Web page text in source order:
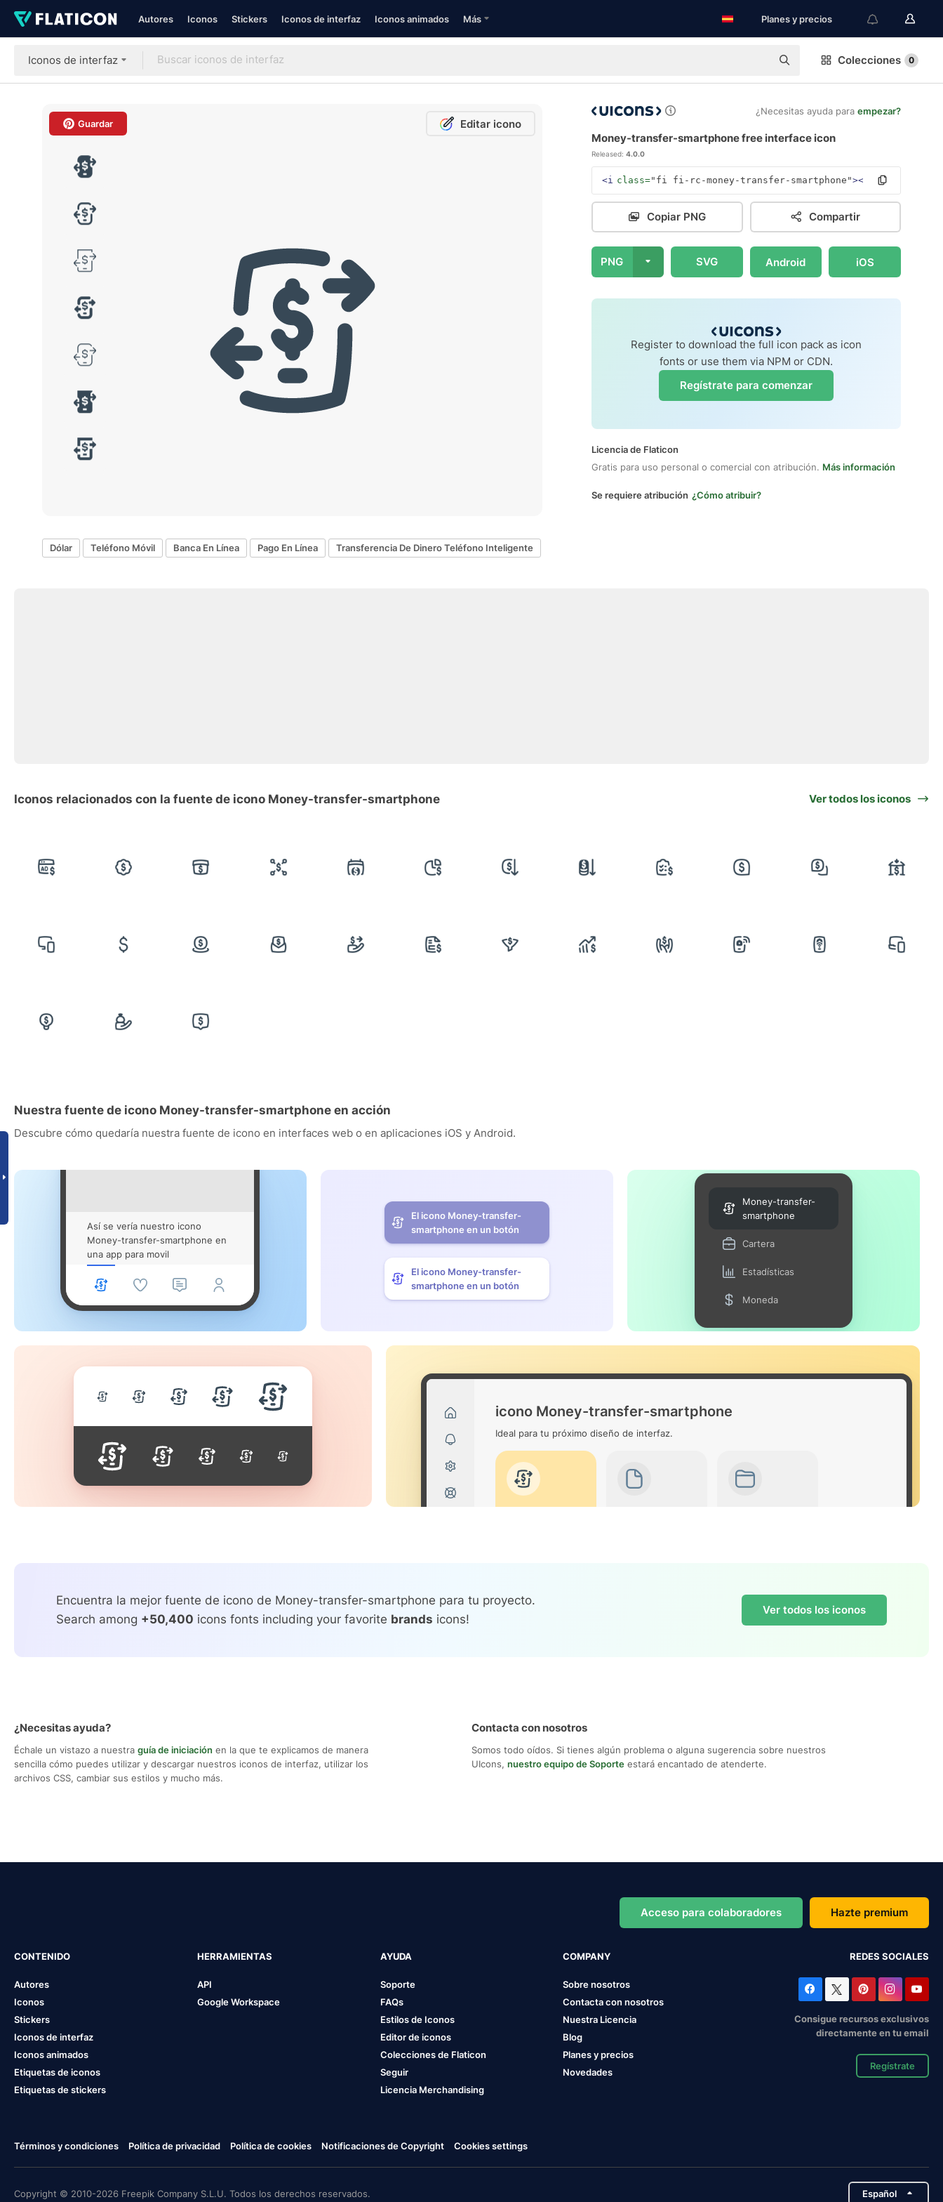
Autores Iconos Stickers Iconos de interfaz Iconos animados Más Planes y precios
Iconos de interfaz Colecciones 0
Guardar Editar icono
¿Necesitas ayuda para empezar?
Money-transfer-smartphone free interface icon
Released: 4.0.0
<i class="fi fi-rc-money-transfer-smartphone"></i>
Copiar PNG Compartir
PNG SVG Android iOS
Register to download the full icon pack as icon
fonts or use them via NPM or CDN.
Regístrate para comenzar
Licencia de Flaticon
Gratis para uso personal o comercial con atribución. Más información
Se requiere atribución ¿Cómo atribuir?
Dólar Teléfono Móvil Banca En Línea Pago En Línea Transferencia De Dinero Teléfono Inteligente
Iconos relacionados con la fuente de icono Money-transfer-smartphone Ver todos los iconos
Nuestra fuente de icono Money-transfer-smartphone en acción
Descubre cómo quedaría nuestra fuente de icono en interfaces web o en aplicaciones iOS y Android.
Así se vería nuestro icono
Money-transfer-smartphone en
una app para movil
El icono Money-transfer-
smartphone en un botón
El icono Money-transfer-
smartphone en un botón
Money-transfer-
smartphone
Cartera
Estadísticas
Moneda
icono Money-transfer-smartphone
Ideal para tu próximo diseño de interfaz.
Encuentra la mejor fuente de icono de Money-transfer-smartphone para tu proyecto.
Search among +50,400 icons fonts including your favorite brands icons!
Ver todos los iconos
¿Necesitas ayuda?
Échale un vistazo a nuestra guía de iniciación en la que te explicamos de manera
sencilla cómo puedes utilizar y descargar nuestros iconos de interfaz, utilizar los
archivos CSS, cambiar sus estilos y mucho más.
Contacta con nosotros
Somos todo oídos. Si tienes algún problema o alguna sugerencia sobre nuestros
UIcons, nuestro equipo de Soporte estará encantado de atenderte.
Acceso para colaboradores Hazte premium
CONTENIDO
Autores
Iconos
Stickers
Iconos de interfaz
Iconos animados
Etiquetas de iconos
Etiquetas de stickers
HERRAMIENTAS
API
Google Workspace
AYUDA
Soporte
FAQs
Estilos de Iconos
Editor de iconos
Colecciones de Flaticon
Seguir
Licencia Merchandising
COMPANY
Sobre nosotros
Contacta con nosotros
Nuestra Licencia
Blog
Planes y precios
Novedades
REDES SOCIALES
Consigue recursos exclusivos
directamente en tu email
Regístrate
Términos y condiciones Política de privacidad Política de cookies Notificaciones de Copyright Cookies settings
Copyright © 2010-2026 Freepik Company S.L.U. Todos los derechos reservados. Español